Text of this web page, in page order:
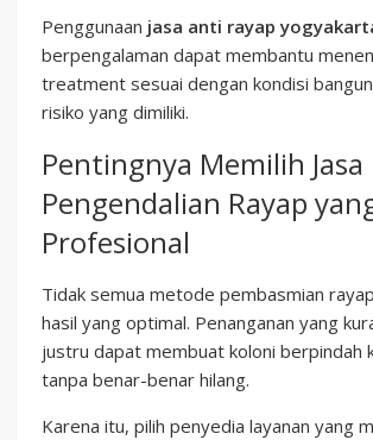
Penggunaan jasa anti rayap
berpengalaman dapat membantu
treatment sesuai dengan kondisi
risiko yang dimiliki.
Pentingnya Memilih Jasa
Pengendalian Rayap
Profesional
Tidak semua metode pembasmian
hasil yang optimal. Penanganan yang
justru dapat membuat koloni berpindah
tanpa benar-benar hilang.
Karena itu, pilih penyedia layanan yang